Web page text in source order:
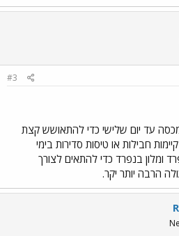
#3
עד יום שלישי כדי להתאושש קצת
חבילות או טיסות סדירות בימי
ומלון בנפרד כדי להתאים לצורך
הרבה יותר יקר.